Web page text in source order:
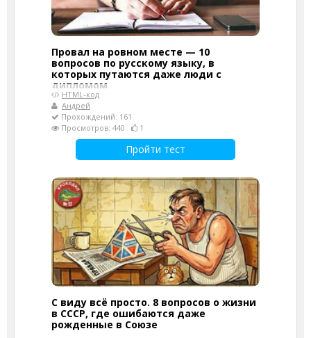
Провал на ровном месте — 10
вопросов по русскому языку, в
которых путаются даже люди с
дипломом
HTML-код
Андрей
Прохождений: 161
Просмотров: 440
1
Пройти тест
С виду всё просто. 8 вопросов о жизни
в СССР, где ошибаются даже
рожденные в Союзе